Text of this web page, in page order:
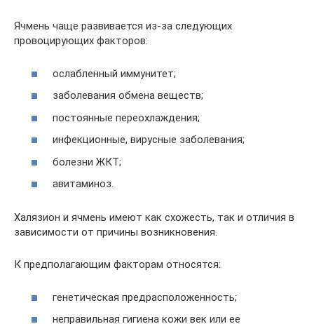
Ячмень чаще развивается из-за следующих
провоцирующих факторов:
ослабленный иммунитет;
заболевания обмена веществ;
постоянные переохлаждения;
инфекционные, вирусные заболевания;
болезни ЖКТ;
авитаминоз.
Халязион и ячмень имеют как схожесть, так и отличия в
зависимости от причины возникновения.
К предполагающим факторам относятся:
генетическая предрасположенность;
неправильная гигиена кожи век или ее